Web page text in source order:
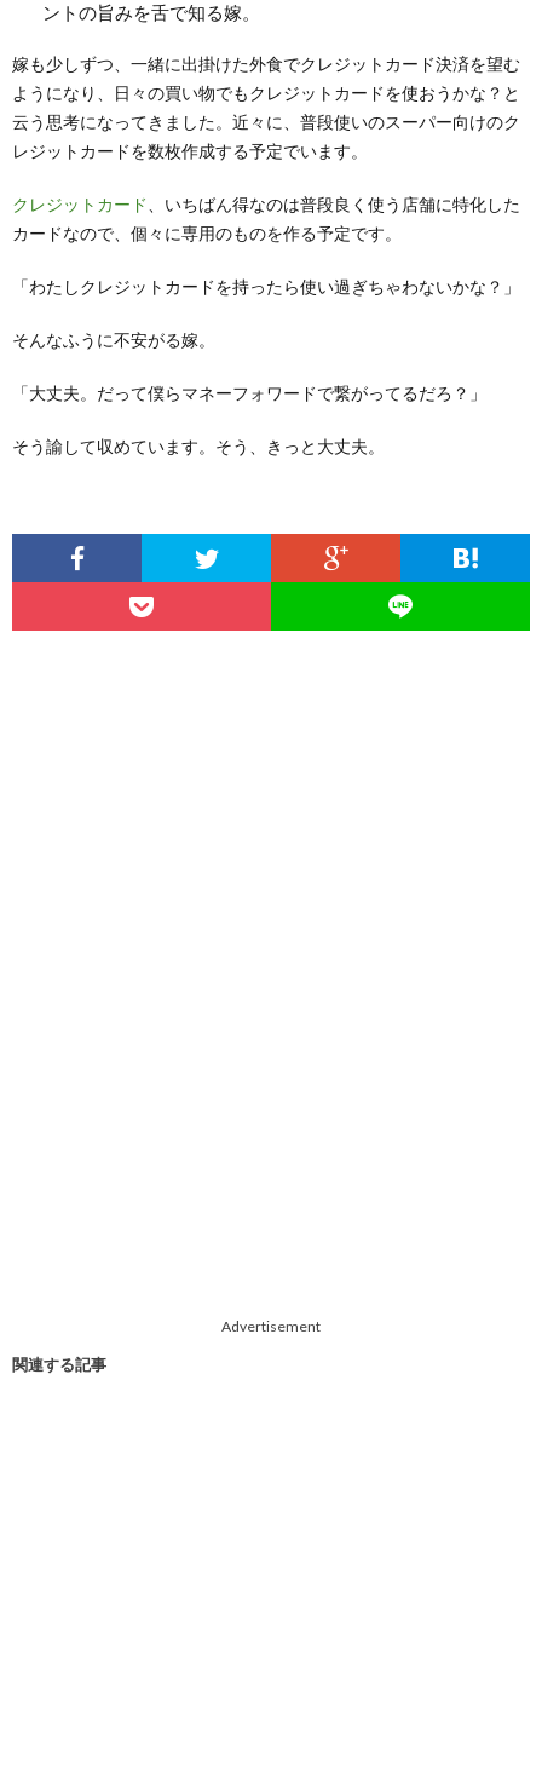
ントの旨みを舌で知る嫁。
嫁も少しずつ、一緒に出掛けた外食でクレジットカード決済を望む
ようになり、日々の買い物でもクレジットカードを使おうかな？と
云う思考になってきました。近々に、普段使いのスーパー向けのク
レジットカードを数枚作成する予定でいます。
クレジットカード
、いちばん得なのは普段良く使う店舗に特化した
カードなので、個々に専用のものを作る予定です。
「わたしクレジットカードを持ったら使い過ぎちゃわないかな？」
そんなふうに不安がる嫁。
「大丈夫。だって僕らマネーフォワードで繋がってるだろ？」
そう諭して収めています。そう、きっと大丈夫。
Advertisement
関連する記事